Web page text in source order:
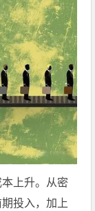
上升。从密
投入，加上